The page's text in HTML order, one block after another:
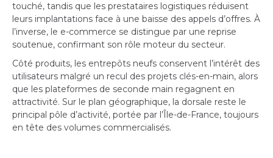
touché, tandis que les prestataires logistiques réduisent
leurs implantations face à une baisse des appels d’offres. À
l’inverse, le e-commerce se distingue par une reprise
soutenue, confirmant son rôle moteur du secteur.
Côté produits, les entrepôts neufs conservent l’intérêt des
utilisateurs malgré un recul des projets clés-en-main, alors
que les plateformes de seconde main regagnent en
attractivité. Sur le plan géographique, la dorsale reste le
principal pôle d’activité, portée par l’Île-de-France, toujours
en tête des volumes commercialisés.